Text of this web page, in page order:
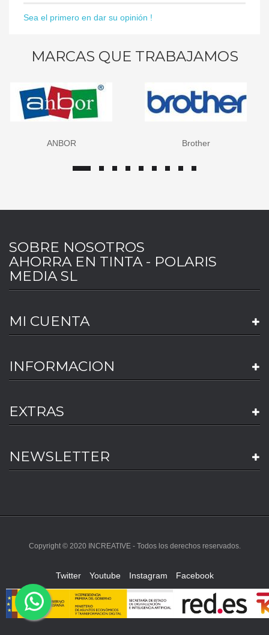
Sea el primero en dar su opinión !
MARCAS QUE TRABAJAMOS
Brother Canon
SOBRE NOSOTROS
AHORRA EN TINTA - POLARIS
MEDIA SL
MI CUENTA
INFORMACION
EXTRAS
NEWSLETTER
Copyright © 2020 INCREATIVE - Todos los derechos reservados.
Twitter Youtube Instagram Facebook